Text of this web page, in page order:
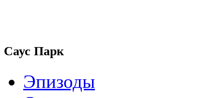
Саус Парк
Эпизоды